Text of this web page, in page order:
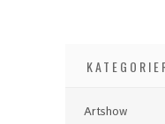
Artshow